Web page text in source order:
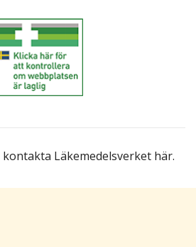
kontakta Läkemedelsverket här.